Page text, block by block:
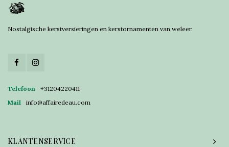
Nostalgische kerstversieringen en kerstornamenten van weleer.
Telefoon
+31204220411
Mail
info@affairedeau.com
KLANTENSERVICE